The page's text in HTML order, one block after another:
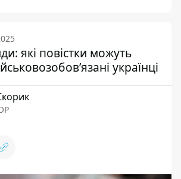
які повістки можуть
українці